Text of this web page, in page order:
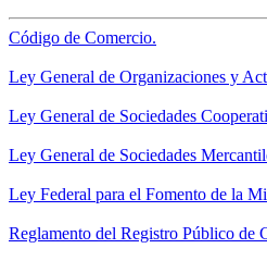
Código de Comercio.
Ley General de Organizaciones y
Ley General de Sociedades
Ley General de Sociedades
Ley Federal para el Fomento de la
Reglamento del Registro Público de